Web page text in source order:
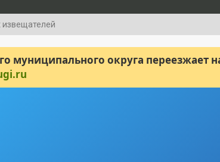
муниципального округа переезжает